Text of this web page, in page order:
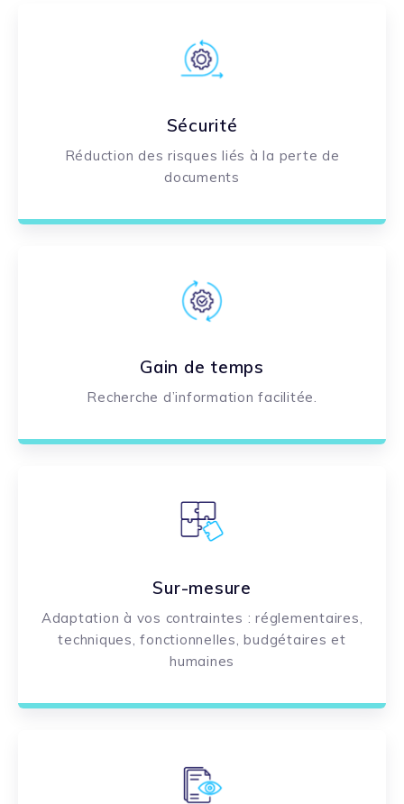
Sécurité
Réduction des risques liés à la perte de
documents
Gain de temps
Recherche d’information facilitée.
Sur-mesure
Adaptation à vos contraintes : réglementaires,
techniques, fonctionnelles, budgétaires et
humaines